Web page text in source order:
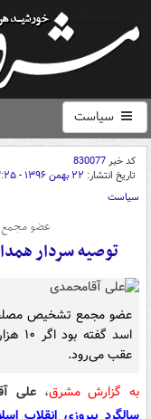
سیاست
کد خبر830077
تاریخ انتشار: ۲۲ بهمن ۱۳۹۶ - ۰۳:۲۵
سیاست
عضو
توصیه سردار
عضو مجمع تشخیص
اسد
عقب می‌رود.
به گزارش مشرق، علی